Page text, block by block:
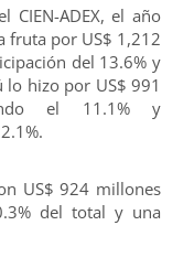
CIEN-ADEX, el año
fruta por US$ 1,212
del 13.6% y
lo hizo por US$ 991
el 11.1% y
US$ 924 millones
del total y una